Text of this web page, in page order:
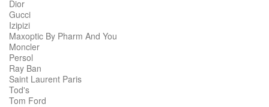
Dior
Gucci
Izipizi
Maxoptic By Pharm And You
Moncler
Persol
Ray Ban
Saint Laurent Paris
Tod's
Tom Ford